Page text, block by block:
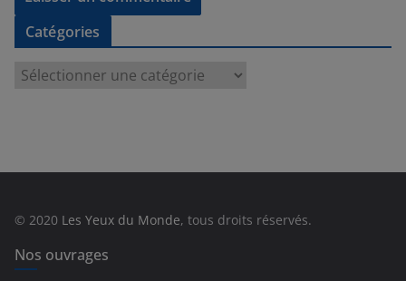
Catégories
e
s
© 2020 Les Yeux du Monde, tous droits réservés.
Nos ouvrages